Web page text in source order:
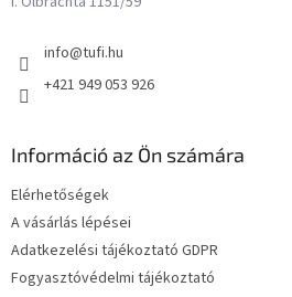
info@tufi.hu
+421 949 053 926
Információ az Ön számára
Elérhetőségek
A vásárlás lépései
Adatkezelési tájékoztató GDPR
Fogyasztóvédelmi tájékoztató